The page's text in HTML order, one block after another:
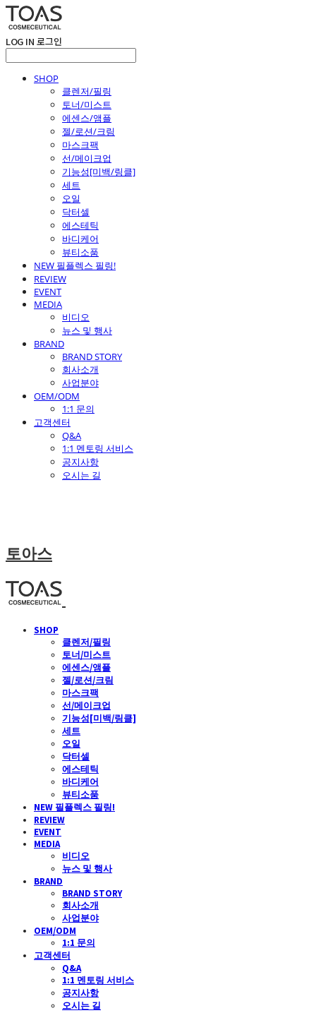
LOG IN 로그인
SHOP
클렌저/필링
토너/미스트
에센스/앰플
젤/로션/크림
마스크팩
선/메이크업
기능성[미백/링클]
세트
오일
닥터셀
에스테틱
바디케어
뷰티소품
NEW 필플렉스 필링!
REVIEW
EVENT
MEDIA
비디오
뉴스 및 행사
BRAND
BRAND STORY
회사소개
사업분야
OEM/ODM
1:1 문의
고객센터
Q&A
1:1 멘토링 서비스
공지사항
오시는 길
토아스
SHOP
클렌저/필링
토너/미스트
에센스/앰플
젤/로션/크림
마스크팩
선/메이크업
기능성[미백/링클]
세트
오일
닥터셀
에스테틱
바디케어
뷰티소품
NEW 필플렉스 필링!
REVIEW
EVENT
MEDIA
비디오
뉴스 및 행사
BRAND
BRAND STORY
회사소개
사업분야
OEM/ODM
1:1 문의
고객센터
Q&A
1:1 멘토링 서비스
공지사항
오시는 길